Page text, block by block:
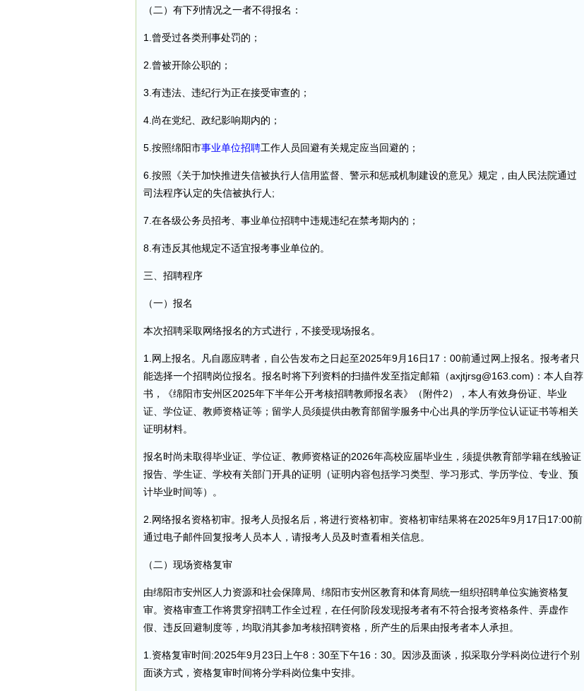
（二）有下列情况之一者不得报名：
1.曾受过各类刑事处罚的；
2.曾被开除公职的；
3.有违法、违纪行为正在接受审查的；
4.尚在党纪、政纪影响期内的；
5.按照绵阳市事业单位招聘工作人员回避有关规定应当回避的；
6.按照《关于加快推进失信被执行人信用监督、警示和惩戒机制建设的意见》规定，由人民法院通过
司法程序认定的失信被执行人;
7.在各级公务员招考、事业单位招聘中违规违纪在禁考期内的；
8.有违反其他规定不适宜报考事业单位的。
三、招聘程序
（一）报名
本次招聘采取网络报名的方式进行，不接受现场报名。
1.网上报名。凡自愿应聘者，自公告发布之日起至2025年9月16日17：00前通过网上报名。报考者只
能选择一个招聘岗位报名。报名时将下列资料的扫描件发至指定邮箱（axjtjrsg@163.com)：本人自荐
书，《绵阳市安州区2025年下半年公开考核招聘教师报名表》（附件2），本人有效身份证、毕业
证、学位证、教师资格证等；留学人员须提供由教育部留学服务中心出具的学历学位认证证书等相关
证明材料。
报名时尚未取得毕业证、学位证、教师资格证的2026年高校应届毕业生，须提供教育部学籍在线验证
报告、学生证、学校有关部门开具的证明（证明内容包括学习类型、学习形式、学历学位、专业、预
计毕业时间等）。
2.网络报名资格初审。报考人员报名后，将进行资格初审。资格初审结果将在2025年9月17日17:00前
通过电子邮件回复报考人员本人，请报考人员及时查看相关信息。
（二）现场资格复审
由绵阳市安州区人力资源和社会保障局、绵阳市安州区教育和体育局统一组织招聘单位实施资格复
审。资格审查工作将贯穿招聘工作全过程，在任何阶段发现报考者有不符合报考资格条件、弄虚作
假、违反回避制度等，均取消其参加考核招聘资格，所产生的后果由报考者本人承担。
1.资格复审时间:2025年9月23日上午8：30至下午16：30。因涉及面谈，拟采取分学科岗位进行个别
面谈方式，资格复审时间将分学科岗位集中安排。